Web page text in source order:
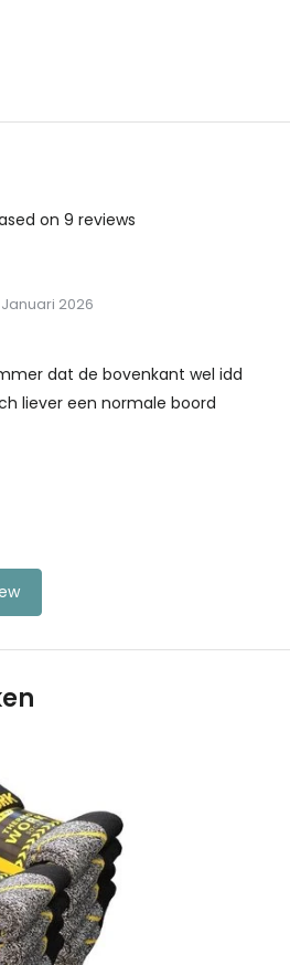
on 9 reviews
Januari 2026
dat de bovenkant wel idd
liever een normale boord